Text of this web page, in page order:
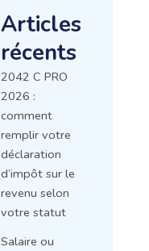
Articles
récents
2042 C PRO
2026 :
comment
remplir votre
déclaration
d’impôt sur le
revenu selon
votre statut
Salaire ou